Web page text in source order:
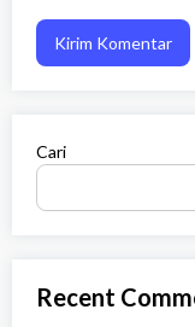
Cari
Recent